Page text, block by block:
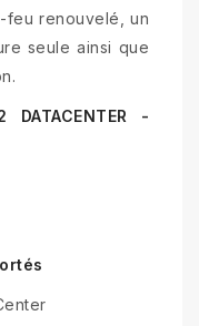
feu renouvelé, un
seule ainsi que
DATACENTER -